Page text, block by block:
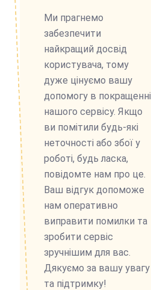
Ми прагнемо
забезпечити
найкращий досвід
користувача, тому
дуже цінуємо вашу
допомогу в покращенні
нашого сервісу. Якщо
ви помітили будь-які
неточності або збої у
роботі, будь ласка,
повідомте нам про це.
Ваш відгук допоможе
нам оперативно
виправити помилки та
зробити сервіс
зручнішим для вас.
Дякуємо за вашу увагу
та підтримку!